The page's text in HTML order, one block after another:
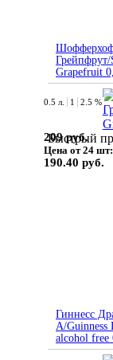
Grapefruit
Быстрый
0.5 л. 1 2.5 %
209 руб.
Цена от 24 шт:
190.40 руб.
Гиннесс
А/Guinness
alcohol free